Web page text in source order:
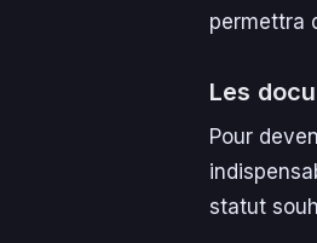
permettra
Les
Pour
statut